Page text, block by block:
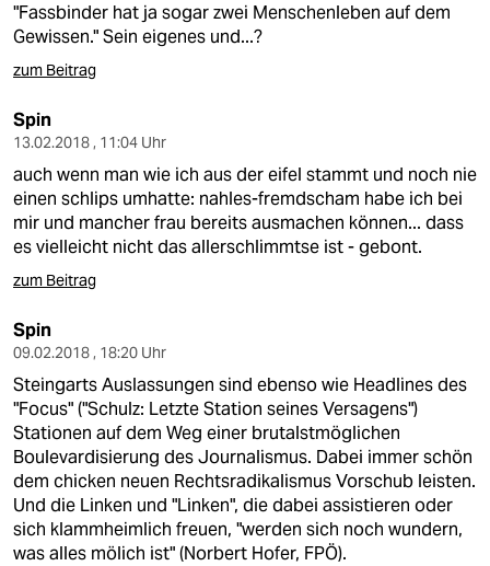
"Fassbinder hat ja sogar zwei Menschenleben auf dem
Gewissen." Sein eigenes und...?
zum Beitrag
Spin
13.02.2018 , 11:04 Uhr
auch wenn man wie ich aus der eifel stammt und noch nie
einen schlips umhatte: nahles-fremdscham habe ich bei
mir und mancher frau bereits ausmachen können... dass
es vielleicht nicht das allerschlimmtse ist - gebont.
zum Beitrag
Spin
09.02.2018 , 18:20 Uhr
Steingarts Auslassungen sind ebenso wie Headlines des
"Focus" ("Schulz: Letzte Station seines Versagens")
Stationen auf dem Weg einer brutalstmöglichen
Boulevardisierung des Journalismus. Dabei immer schön
dem chicken neuen Rechtsradikalismus Vorschub leisten.
Und die Linken und "Linken", die dabei assistieren oder
sich klammheimlich freuen, "werden sich noch wundern,
was alles mölich ist" (Norbert Hofer, FPÖ).